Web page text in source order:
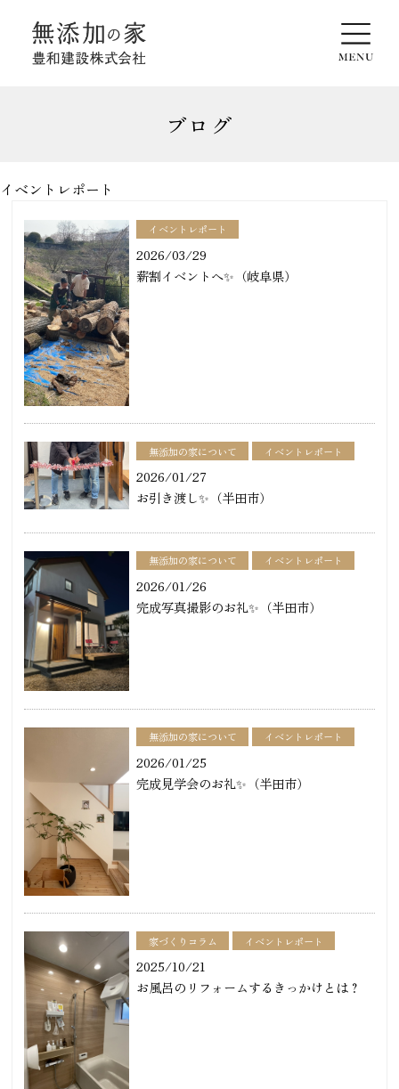
ブログ
イベントレポート
イベントレポート
2026/03/29
薪割イベントへ✨（岐阜県）
無添加の家について イベントレポート
2026/01/27
お引き渡し✨（半田市）
無添加の家について イベントレポート
2026/01/26
完成写真撮影のお礼✨（半田市）
無添加の家について イベントレポート
2026/01/25
完成見学会のお礼✨（半田市）
家づくりコラム イベントレポート
2025/10/21
お風呂のリフォームするきっかけとは？